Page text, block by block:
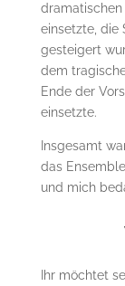
einsetzte, die
gesteigert
dem
Ende der
einsetzte.
Insgesamt
das
und mich
Ihr möchtet